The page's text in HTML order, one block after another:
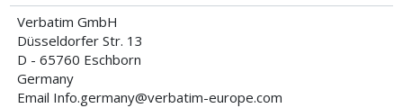
Verbatim GmbH
Düsseldorfer Str. 13
D - 65760 Eschborn
Germany
Email Info.germany@verbatim-europe.com